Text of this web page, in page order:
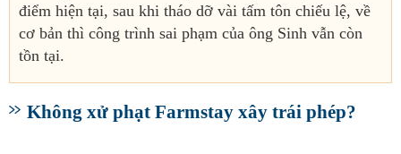
điểm hiện tại, sau khi tháo dỡ vài tấm tôn chiếu lệ, về
cơ bản thì công trình sai phạm của ông Sinh vẫn còn
tồn tại.
Không xử phạt Farmstay xây trái phép?